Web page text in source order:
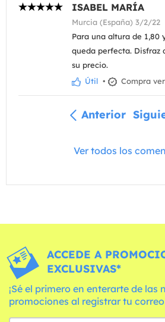
ISABEL MARÍA
Murcia (España) 3/2/22
Para una altura de 1,80
queda perfecta. Disfraz
su precio.
Útil • Compra
Anterior
Ver todos los
ACCEDE A
EXCLUSIVAS*
¡Sé el primero en enterarte de las
promociones al registrar tu